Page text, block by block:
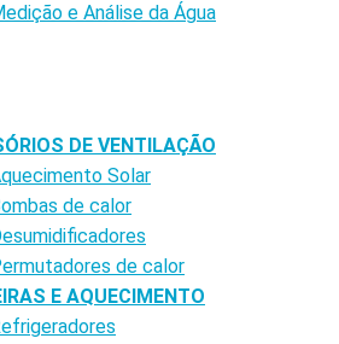
e Análise da Água
DE VENTILAÇÃO
Solar
de calor
de calor
E AQUECIMENTO